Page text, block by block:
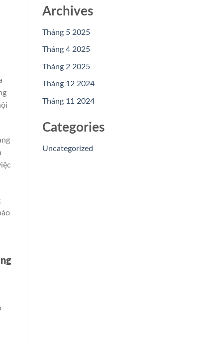
Archives
Tháng 5 2025
Tháng 4 2025
Tháng 2 2025
Tháng 12 2024
Tháng 11 2024
Categories
Uncategorized